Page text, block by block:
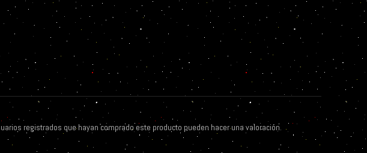
registrados que hayan comprado este producto pueden hacer una valoración.